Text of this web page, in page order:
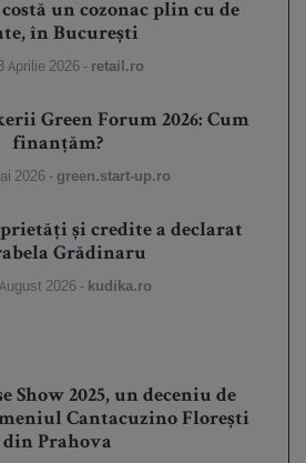
costă un cozonac plin cu de
în București
Aprilie 2026 - retail.ro
Green Forum 2026: Cum
finanțăm?
2026 - green.start-up.ro
și credite a declarat
Grădinaru
2026 - kudika.ro
Show 2025, un deceniu de
Cantacuzino Florești
din Prahova